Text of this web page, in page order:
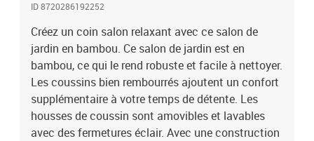
ID 8720286192252
Créez un coin salon relaxant avec ce salon de
jardin en bambou. Ce salon de jardin est en
bambou, ce qui le rend robuste et facile à nettoyer.
Les coussins bien rembourrés ajoutent un confort
supplémentaire à votre temps de détente. Les
housses de coussin sont amovibles et lavables
avec des fermetures éclair. Avec une construction